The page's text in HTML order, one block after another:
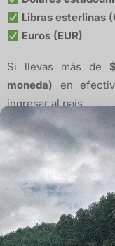
Libras esterlinas
Euros (EUR)
Si llevas más de
moneda) en
ingresar al país.
Cambio de
A tu llegada,
horasen los
State Bank of India y
Moneda en la
La moneda oficial